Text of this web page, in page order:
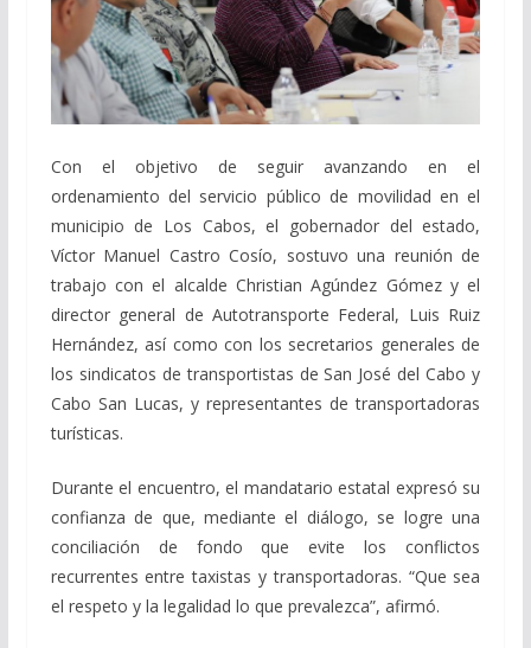
Con el objetivo de seguir avanzando en el
ordenamiento del servicio público de movilidad en el
municipio de Los Cabos, el gobernador del estado,
Víctor Manuel Castro Cosío, sostuvo una reunión de
trabajo con el alcalde Christian Agúndez Gómez y el
director general de Autotransporte Federal, Luis Ruiz
Hernández, así como con los secretarios generales de
los sindicatos de transportistas de San José del Cabo y
Cabo San Lucas, y representantes de transportadoras
turísticas.
Durante el encuentro, el mandatario estatal expresó su
confianza de que, mediante el diálogo, se logre una
conciliación de fondo que evite los conflictos
recurrentes entre taxistas y transportadoras. “Que sea
el respeto y la legalidad lo que prevalezca”, afirmó.